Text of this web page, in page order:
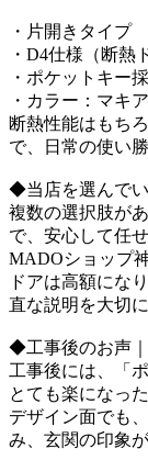
・片開きタイプ
・D4仕様（断熱
・ポケットキー
・カラー：マキ
断熱性能はもち
で、日常の使い
◆当店を選んで
複数の選択肢が
で、安心して任
MADOショップ
ドアは高額にな
直な説明を大切
◆工事後のお声｜
工事後には、「
とても楽になっ
デザイン面でも
み、玄関の印象